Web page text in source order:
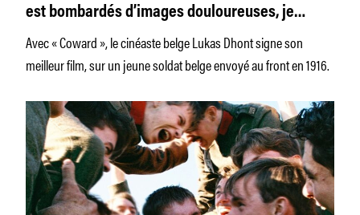
est bombardés d’images douloureuses, je
n’avais pas le désir de filmer des gens qui
tuent »
Avec « Coward », le cinéaste belge Lukas Dhont signe son
meilleur film, sur un jeune soldat belge envoyé au front en 1916.